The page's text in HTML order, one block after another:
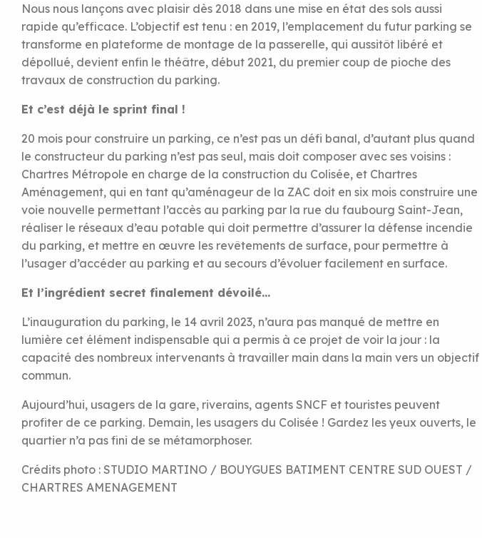
Nous nous lançons avec plaisir dès 2018 dans une mise en état des sols aussi
rapide qu’efficace. L’objectif est tenu : en 2019, l’emplacement du futur parking se
transforme en plateforme de montage de la passerelle, qui aussitôt libéré et
dépollué, devient enfin le théâtre, début 2021, du premier coup de pioche des
travaux de construction du parking.
Et c’est déjà le sprint final !
20 mois pour construire un parking, ce n’est pas un défi banal, d’autant plus quand
le constructeur du parking n’est pas seul, mais doit composer avec ses voisins :
Chartres Métropole en charge de la construction du Colisée, et Chartres
Aménagement, qui en tant qu’aménageur de la ZAC doit en six mois construire une
voie nouvelle permettant l’accès au parking par la rue du faubourg Saint-Jean,
réaliser le réseaux d’eau potable qui doit permettre d’assurer la défense incendie
du parking, et mettre en œuvre les revêtements de surface, pour permettre à
l’usager d’accéder au parking et au secours d’évoluer facilement en surface.
Et l’ingrédient secret finalement dévoilé…
L’inauguration du parking, le 14 avril 2023, n’aura pas manqué de mettre en
lumière cet élément indispensable qui a permis à ce projet de voir la jour : la
capacité des nombreux intervenants à travailler main dans la main vers un objectif
commun.
Aujourd’hui, usagers de la gare, riverains, agents SNCF et touristes peuvent
profiter de ce parking. Demain, les usagers du Colisée ! Gardez les yeux ouverts, le
quartier n’a pas fini de se métamorphoser.
Crédits photo : STUDIO MARTINO / BOUYGUES BATIMENT CENTRE SUD OUEST /
CHARTRES AMENAGEMENT